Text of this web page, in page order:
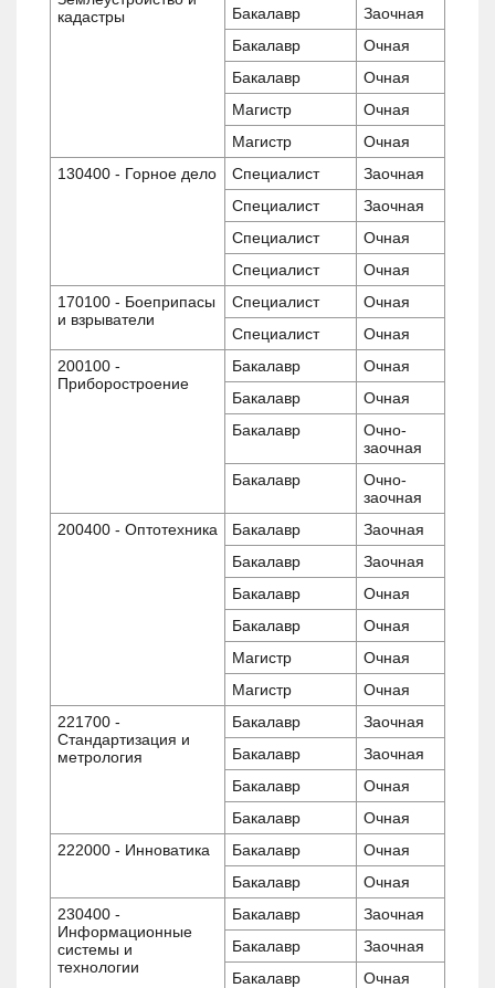
кадастры
Бакалавр
Заочная
Бакалавр
Очная
Бакалавр
Очная
Магистр
Очная
Магистр
Очная
130400 - Горное дело
Специалист
Заочная
Специалист
Заочная
Специалист
Очная
Специалист
Очная
170100 - Боеприпасы
и взрыватели
Специалист
Очная
Специалист
Очная
200100 -
Приборостроение
Бакалавр
Очная
Бакалавр
Очная
Бакалавр
Очно-
заочная
Бакалавр
Очно-
заочная
200400 - Оптотехника
Бакалавр
Заочная
Бакалавр
Заочная
Бакалавр
Очная
Бакалавр
Очная
Магистр
Очная
Магистр
Очная
221700 -
Стандартизация и
метрология
Бакалавр
Заочная
Бакалавр
Заочная
Бакалавр
Очная
Бакалавр
Очная
222000 - Инноватика
Бакалавр
Очная
Бакалавр
Очная
230400 -
Информационные
системы и
технологии
Бакалавр
Заочная
Бакалавр
Заочная
Бакалавр
Очная